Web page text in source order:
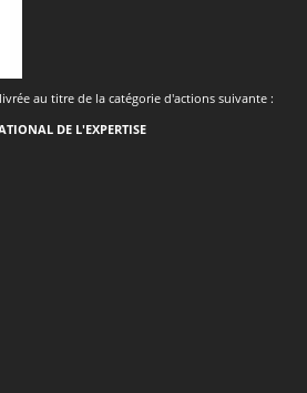
au titre de la catégorie d'actions suivante :
DE L'EXPERTISE